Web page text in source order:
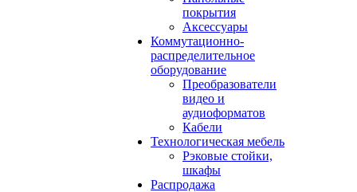
покрытия
Аксессуары
Коммутационно-
распределительное
оборудование
Преобразователи
видео и
аудиоформатов
Кабели
Технологическая мебель
Рэковые стойки,
шкафы
Распродажа